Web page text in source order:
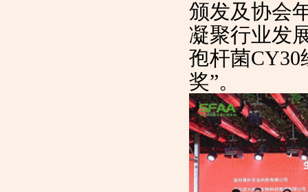
颁发及协会
凝聚行业发
孢杆菌CY30
奖”。